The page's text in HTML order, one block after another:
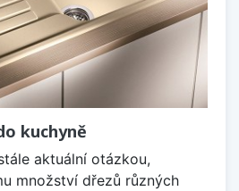
kuchyně
aktuální otázkou,
množství dřezů různých